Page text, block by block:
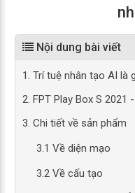
Nội dung bài viết
1. Trí tuệ nhân tạo AI là
2. FPT Play Box S 2021
3. Chi tiết về sản phẩm
3.1 Về diện mạo
3.2 Về cấu tạo